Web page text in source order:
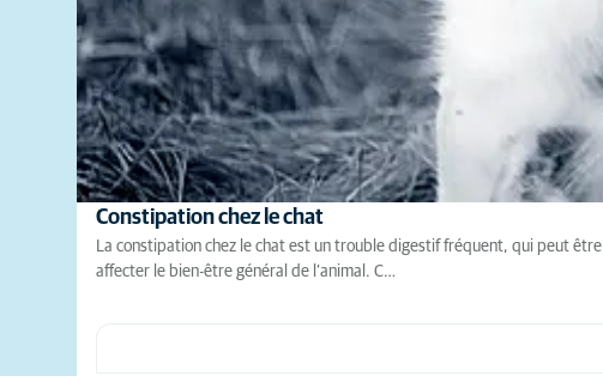
Constipation chez le chat
La constipation chez le chat est un trouble digestif fréquent, qui peut
affecter le bien-être général de l’animal. C…